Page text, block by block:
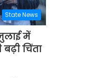
State News
में
चिंता